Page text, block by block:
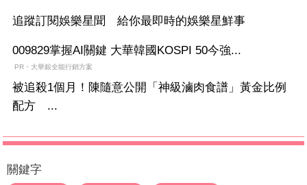
追蹤訂閱娛樂星聞 給你最即時的娛樂星鮮事
009829掌握AI關鍵 大華韓國KOSPI 50今強...
PR・大華銀全能行銷方案
被追殺1個月！陳隨意公開「神級滷肉食譜」黃金比例
配方 ...
關鍵字